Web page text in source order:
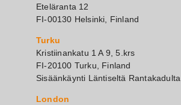
Eteläranta 12
FI-00130 Helsinki, Finland
Turku
Kristiinankatu 1 A 9, 5.krs
FI-20100 Turku, Finland
Sisäänkäynti Läntiseltä Rantakadulta
London